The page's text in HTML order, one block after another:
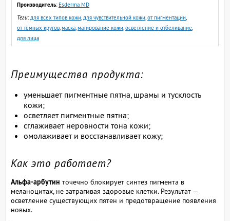
Производитель: Esderma MD
Теги:для всех типов кожи,для чувствительной кожи,от пигментации,
от тёмных кругов,маска,матирование кожи,осветление и отбеливание,
для лица
Преимущества продукта:
уменьшает пигментные пятна, шрамы и тусклость
кожи;
осветляет пигментные пятна;
сглаживает неровности тона кожи;
омолаживает и восстанавливает кожу;
Как это работает?
Альфа-арбутин точечно блокирует синтез пигмента в
меланоцитах, не затрагивая здоровые клетки. Результат —
осветление существующих пятен и предотвращение появления
новых.